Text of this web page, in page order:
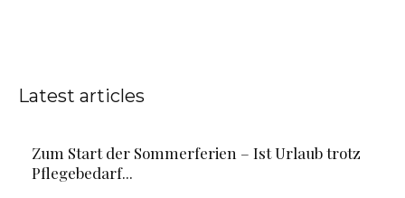
Latest articles
Zum Start der Sommerferien – Ist Urlaub trotz
Pflegebedarf...